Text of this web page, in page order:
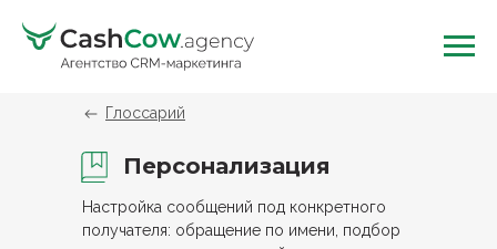
Персонализация
Настройка сообщений под конкретного
получателя: обращение по имени, подбор
Глоссарий